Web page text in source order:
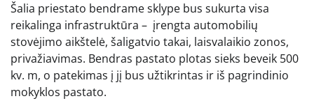
Šalia priestato bendrame sklype bus sukurta visa
reikalinga infrastruktūra – įrengta automobilių
stovėjimo aikštelė, šaligatvio takai, laisvalaikio zonos,
privažiavimas. Bendras pastato plotas sieks beveik 500
kv. m, o patekimas į jį bus užtikrintas ir iš pagrindinio
mokyklos pastato.